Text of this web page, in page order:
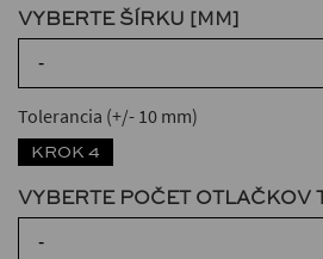
VYBERTE ŠÍRKU [MM]
-
Tolerancia (+/- 10 mm)
KROK 4
VYBERTE POČET OTLAČKOV
-